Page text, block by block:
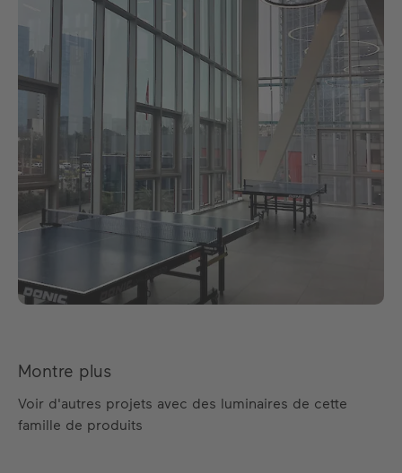
Montre plus
Voir d'autres projets avec des luminaires de cette
famille de produits